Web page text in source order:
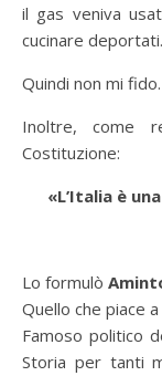
il gas veniva
cucinare deportati.
Quindi non mi fido.
Inoltre, come
Costituzione:
«L’Italia è
Lo formulò
Quello che piace
Famoso politico
Storia per tanti